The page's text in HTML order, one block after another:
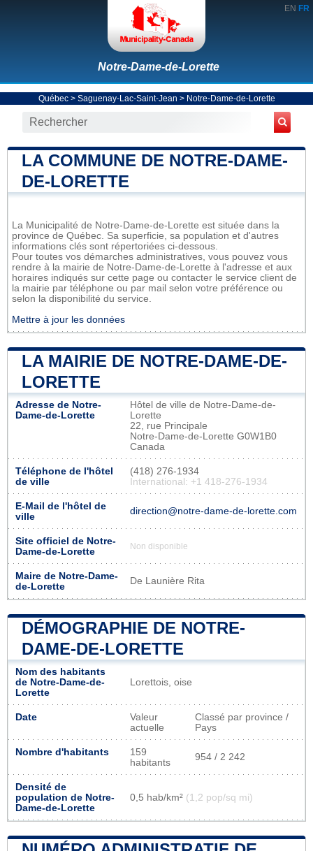
EN FR
Notre-Dame-de-Lorette
Québec> Saguenay-Lac-Saint-Jean > Notre-Dame-de-Lorette
LA COMMUNE DE NOTRE-DAME-
DE-LORETTE
La Municipalité de Notre-Dame-de-Lorette est située dans la
province de Québec. Sa superficie, sa population et d'autres
informations clés sont répertoriées ci-dessous.
Pour toutes vos démarches administratives, vous pouvez vous
rendre à la mairie de Notre-Dame-de-Lorette à l'adresse et aux
horaires indiqués sur cette page ou contacter le service client de
la mairie par téléphone ou par mail selon votre préférence ou
selon la disponibilité du service.
Mettre à jour les données
LA MAIRIE DE NOTRE-DAME-DE-
LORETTE
Adresse de Notre-
Dame-de-Lorette
Hôtel de ville de Notre-Dame-de-
Lorette
22, rue Principale
Notre-Dame-de-Lorette G0W1B0
Canada
Téléphone de l'hôtel
de ville
(418) 276-1934
International: +1 418-276-1934
E-Mail de l'hôtel de
ville
direction@notre-dame-de-lorette.com
Site officiel de Notre-
Dame-de-Lorette
Non disponible
Maire de Notre-Dame-
de-Lorette
De Launière Rita
DÉMOGRAPHIE DE NOTRE-
DAME-DE-LORETTE
Nom des habitants
de Notre-Dame-de-
Lorette
Lorettois, oise
Date
Valeur
actuelle
Classé par province /
Pays
Nombre d'habitants
159
habitants
954 / 2 242
Densité de
population de Notre-
Dame-de-Lorette
0,5 hab/km² (1,2 pop/sq mi)